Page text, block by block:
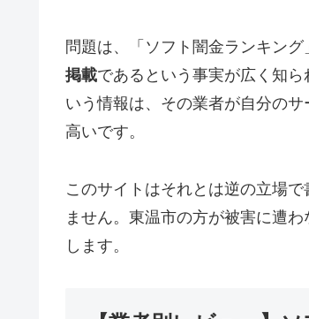
問題は、「ソフト闇金ランキン
掲載であるという事実が広く知
いう情報は、その業者が自分の
高いです。
このサイトはそれとは逆の立場
ません。東温市の方が被害に遭
します。